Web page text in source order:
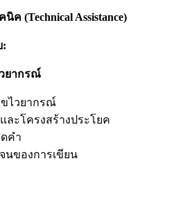
ค (Technical Assistance)
:
ยากรณ์
ไวยากรณ์
ละโครงสร้างประโยค
คำ
นของการเขียน